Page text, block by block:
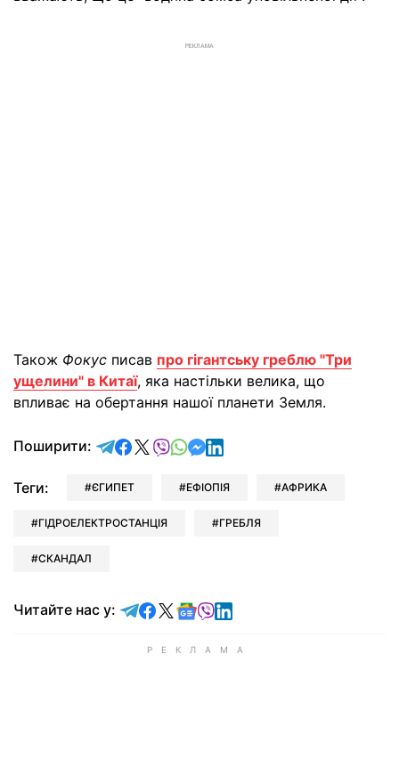
РЕКЛАМА
Також Фокус писав про гігантську греблю "Три
ущелини" в Китаї, яка настільки велика, що
впливає на обертання нашої планети Земля.
Поширити: відправити у Telegram
поділитись у Facebook
поділитись у X
відправити у Viber
відправити у Whatsapp
відправити у Messenger
відправити у LinkedIn
Теги: ЄГИПЕТ ЕФІОПІЯ АФРИКА
ГІДРОЕЛЕКТРОСТАНЦІЯ ГРЕБЛЯ
СКАНДАЛ
Читайте нас у: Читайте у Telegram
Читайте у Facebook
Читайте у X
Читайте у Google news
Читайте у Viber
Читайте у LinkedIn